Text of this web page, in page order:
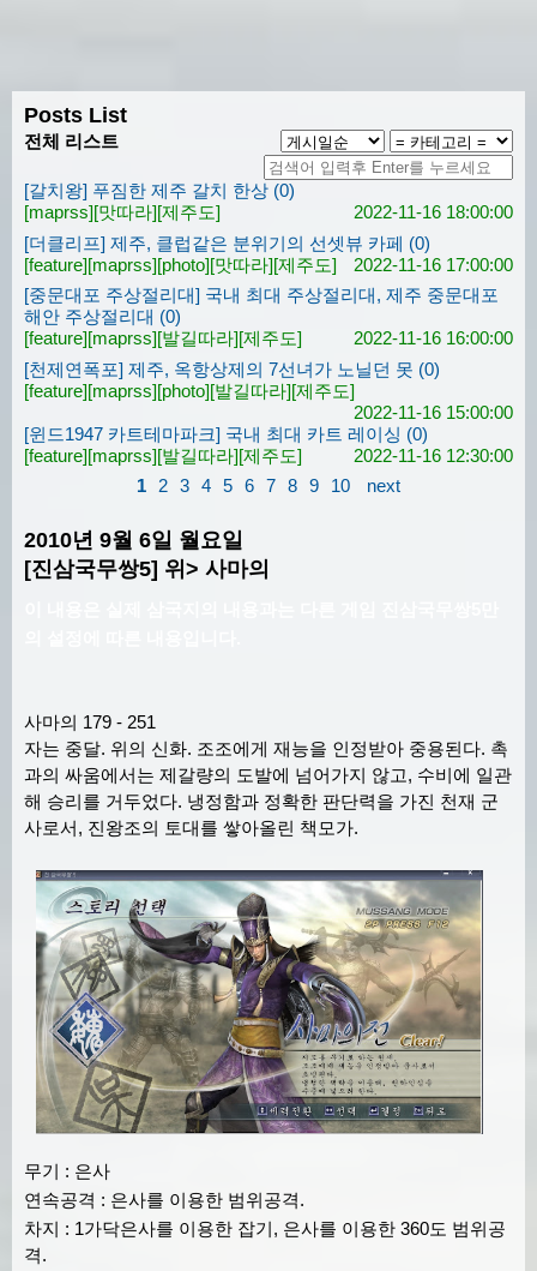
Posts List
전체 리스트
[갈치왕] 푸짐한 제주 갈치 한상 (0)
[maprss][맛따라][제주도]
2022-11-16 18:00:00
[더클리프] 제주, 클럽같은 분위기의 선셋뷰 카페 (0)
[feature][maprss][photo][맛따라][제주도]
2022-11-16 17:00:00
[중문대포 주상절리대] 국내 최대 주상절리대, 제주 중문대포
해안 주상절리대 (0)
[feature][maprss][발길따라][제주도]
2022-11-16 16:00:00
[천제연폭포] 제주, 옥항상제의 7선녀가 노닐던 못 (0)
[feature][maprss][photo][발길따라][제주도]
2022-11-16 15:00:00
[윈드1947 카트테마파크] 국내 최대 카트 레이싱 (0)
[feature][maprss][발길따라][제주도]
2022-11-16 12:30:00
1
2 3 4 5 6 7 8 9 10 next
2010년 9월 6일 월요일
[진삼국무쌍5] 위> 사마의
사마의 179 - 251
자는 중달. 위의 신화. 조조에게 재능을 인정받아 중용된다. 촉
과의 싸움에서는 제갈량의 도발에 넘어가지 않고, 수비에 일관
해 승리를 거두었다. 냉정함과 정확한 판단력을 가진 천재 군
사로서, 진왕조의 토대를 쌓아올린 책모가.
무기 : 은사
연속공격 : 은사를 이용한 범위공격.
차지 : 1가닥은사를 이용한 잡기, 은사를 이용한 360도 범위공
격.